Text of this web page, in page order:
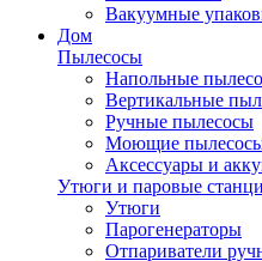
Вакуумные
Дом
Пылесосы
Напольные
Вертикальные
Ручные пылесосы
Моющие
Аксессуары и
Утюги и паровые
Утюги
Парогенераторы
Отпариватели